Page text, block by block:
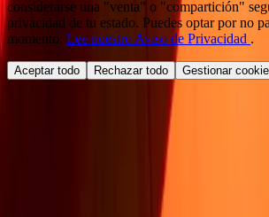
considerarse una "venta" o "compartición"
privacidad de tu estado. Puedes optar por no
momento. Lee nuestro Aviso de Privacidad .
Aceptar todo Rechazar todo Gestionar